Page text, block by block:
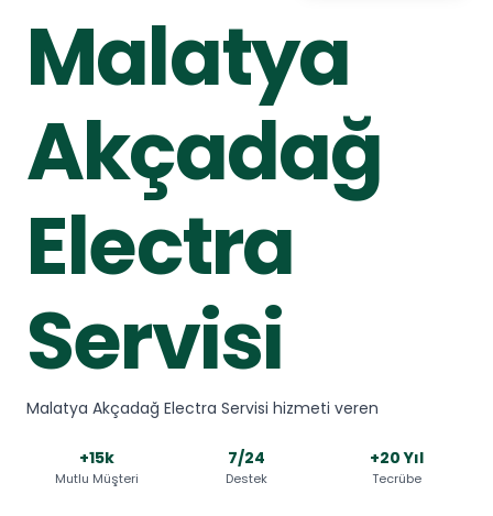
Malatya
Akçadağ
Electra
Servisi
Malatya Akçadağ Electra Servisi hizmeti veren
+15k
Mutlu Müşteri
7/24
Destek
+20 Yıl
Tecrübe